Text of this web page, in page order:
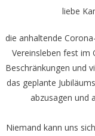
liebe
die anhaltende
Vereinsleben fest im
Beschränkungen und
das geplante
abzusagen und
Niemand kann uns